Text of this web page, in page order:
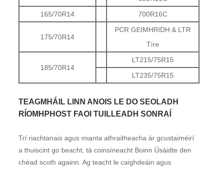
165/70R14
700R16C
175/70R14
PCR GEIMHRIDH & LTR
Tíre
185/70R14
LT215/75R15
LT235/75R15
TEAGMHÁIL LINN ANOIS LE DO SEOLADH
RÍOMHPHOST FAOI TUILLEADH SONRAÍ
Trí riachtanais agus mianta athraitheacha ár gcustaiméirí
a thuiscint go beacht, tá coinsíneacht Boinn Úsáidte den
chéad scoth againn. Ag teacht le caighdeáin agus